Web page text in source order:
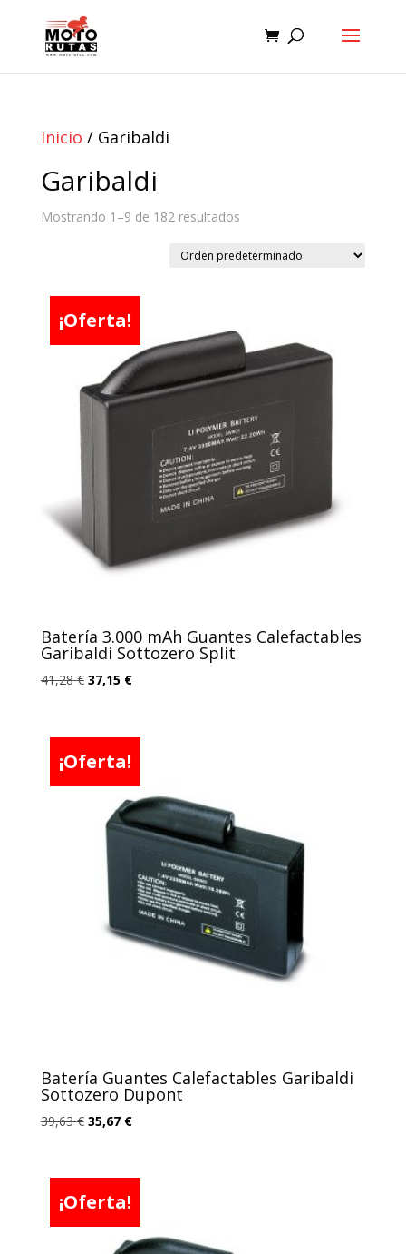
Inicio / Garibaldi
Garibaldi
Mostrando 1–9 de 182 resultados
¡Oferta!
Batería 3.000 mAh Guantes Calefactables
Garibaldi Sottozero Split
41,28€ El
era:
41,28 €.
37,15 €El
es:
¡Oferta!
Batería Guantes Calefactables Garibaldi
Sottozero Dupont
39,63€ El
era:
39,63 €.
35,67 €El
es:
¡Oferta!